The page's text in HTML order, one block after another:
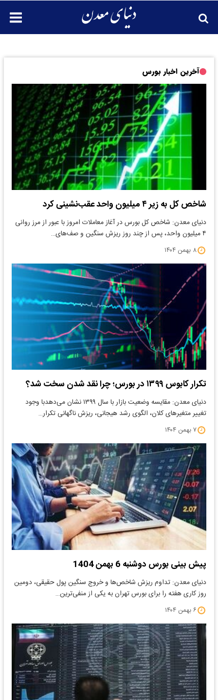
آخرین اخبار بورس
شاخص کل به زیر ۴ میلیون واحد عقب‌نشینی کرد
دنیای معدن: ​شاخص کل بورس در آغاز معاملات امروز با عبور از مرز روانی
۴ میلیون واحد، پس از چند روز ریزش سنگین و صف‌های…
۸ بهمن ۱۴۰۴
تکرار کابوس ۱۳۹۹ در بورس؛ چرا نقد شدن سخت شد؟
دنیای معدن: مقایسه وضعیت بازار با سال ۱۳۹۹ نشان می‌دهدبا وجود
تغییر متغیرهای کلان، الگوی رشد هیجانی، ریزش ناگهانی تکرار…
۷ بهمن ۱۴۰۴
پیش بینی بورس دوشنبه 6 بهمن 1404
دنیای معدن: تداوم ریزش شاخص‌ها و خروج سنگین پول حقیقی، دومین
روز کاری هفته را برای بورس تهران به یکی از منفی‌ترین…
۶ بهمن ۱۴۰۴